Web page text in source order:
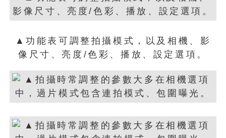
▲功能表可調整拍攝模式，以及相機、影
像尺寸、亮度/色彩、播放、設定選項。